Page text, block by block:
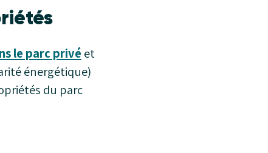
le parc privé et
énergétique)
du parc